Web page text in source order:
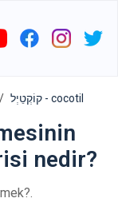
קוֹקְטֵיְל - cocotil
nedir?